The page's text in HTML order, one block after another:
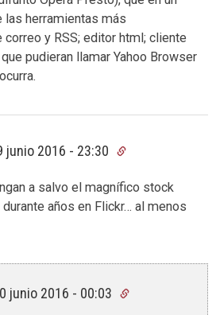
las herramientas más
y RSS; editor html; cliente
pudieran llamar Yahoo Browser
junio 2016 - 23:30
a salvo el magnífico stock
años en Flickr… al menos
junio 2016 - 00:03